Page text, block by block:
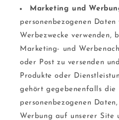
Marketing und
personenbezogenen
Werbezwecke verwenden,
Marketing- und
oder Post zu versenden
Produkte oder
gehört gegebenenfalls die
personenbezogenen
Werbung auf unserer Site